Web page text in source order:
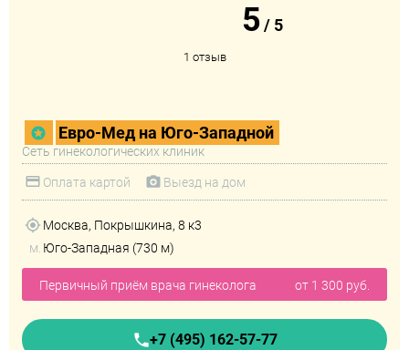
5/ 5
1 отзыв
Евро-Мед на Юго-Западной
Сеть гинекологических клиник
Оплата картой Выезд на дом
Москва, Покрышкина, 8 к3
м. Юго-Западная (730 м)
Первичный приём врача гинеколога от 1 300 руб.
+7 (495) 162-57-77